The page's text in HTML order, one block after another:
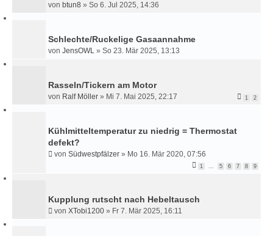
von btun8 » So 6. Jul 2025, 14:36
Schlechte/Ruckelige Gasaannahme
von JensOWL » So 23. Mär 2025, 13:13
Rasseln/Tickern am Motor
von Ralf Möller » Mi 7. Mai 2025, 22:17 1 2
Kühlmitteltemperatur zu niedrig = Thermostat
defekt?
von Südwestpfälzer » Mo 16. Mär 2020, 07:56
1 5 6 7 8 9
Kupplung rutscht nach Hebeltausch
von XTobi1200 » Fr 7. Mär 2025, 16:11